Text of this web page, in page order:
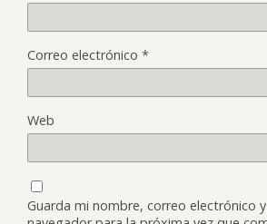
Correo electrónico *
Web
Guarda mi nombre, correo electrónico